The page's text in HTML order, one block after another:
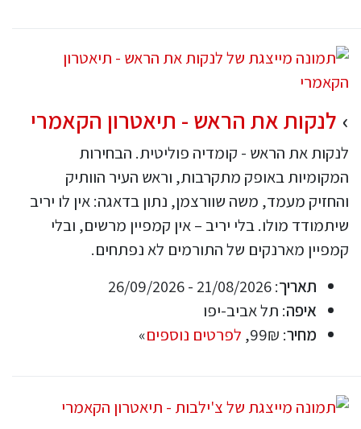
לנקות את הראש - תיאטרון הקאמרי
לנקות את הראש - קומדיה פוליטית. הבחירות
המקומיות באופק מתקרבות, וראש העיר הוותיק
והחזיק מעמד, משה שוורצמן, נתון בדאגה: אין לו יריב
שיתמודד מולו. בלי יריב – אין קמפיין מרשים, ובלי
קמפיין מארנקים של התורמים לא נפתחים.
תאריך: 21/08/2026 - 26/09/2026
איפה: תל אביב-יפו
מחיר: 99₪, לפרטים נוספים»